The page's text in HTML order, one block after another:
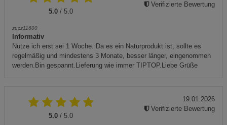
5.0 / 5.0
zuzz11600
Informativ
Nutze ich erst sei 1 Woche. Da es ein Naturprodukt ist, sollte es
regelmäßig und mindestens 3 Monate, besser länger, eingenommen
werden.Bin gespannt.Lieferung wie immer TIPTOP.Liebe Grüße
Verifizierte Bewertung
5.0 / 5.0
19.01.2026
Verifizierte Bewertung